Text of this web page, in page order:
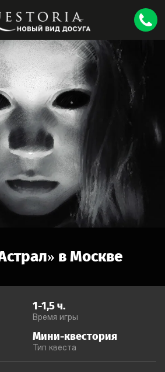
» вМоскве
1-1,5ч.
Время игры
Мини-квестория
Тип квеста